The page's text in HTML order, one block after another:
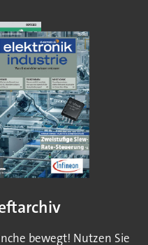
bewegt! Nutzen Sie